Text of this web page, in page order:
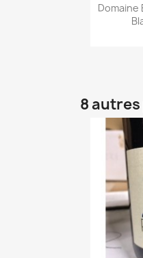
Domaine
8